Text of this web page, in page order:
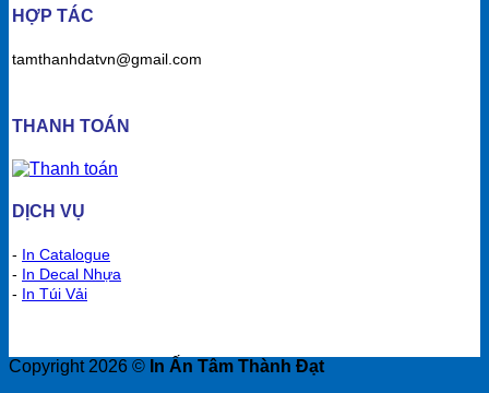
HỢP TÁC
tamthanhdatvn@gmail.com
THANH TOÁN
DỊCH VỤ
-
In Catalogue
-
In Decal Nhựa
-
In Túi Vải
Copyright 2026 © In Ấn Tâm Thành Đạt